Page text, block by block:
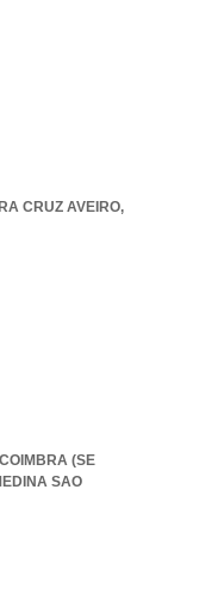
CRUZ AVEIRO,
(SE
SAO